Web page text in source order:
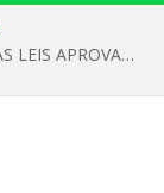
DECLARAMOS QUE NÃO HOUVERAM NOVAS LEIS APROVADAS ATÉ O MOMENTO PARA O INSTITUTO DE PREVIDÊNCIA NO ANO DE 2026